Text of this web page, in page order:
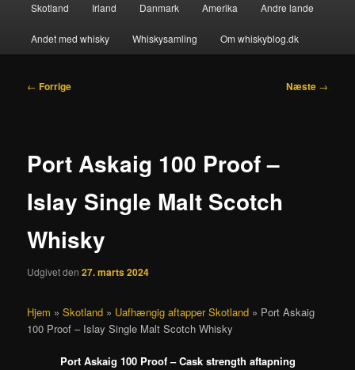
Skotland Irland Danmark Amerika Andre lande
Andet med whisky Whiskysamling Om whiskyblog.dk
Indlægsnavigation
← Forrige Næste →
Port Askaig 100 Proof –
Islay Single Malt Scotch
Whisky
Udgivet den27. marts 2024
Hjem »Skotland » Uafhængig aftapper Skotland » Port Askaig
100 Proof – Islay Single Malt Scotch Whisky
Port Askaig 100 Proof – Cask strength aftapning